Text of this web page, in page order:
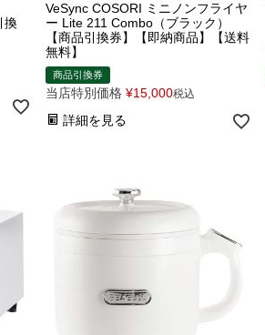
換
VeSync COSORI ミニノンフライヤ
ー Lite 211 Combo（ブラック）
【商品引換券】【即納商品】【送料
無料】
商品引換券
当店特別価格 ¥15,000税込
詳細を見る